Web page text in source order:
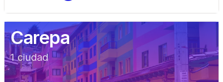
Carepa
1ciudad